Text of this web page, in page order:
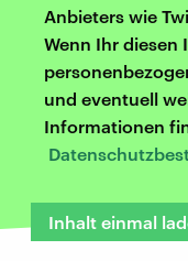
Anbieters wie
Wenn Ihr diesen
und eventuell
Informationen
Inhalt einmal